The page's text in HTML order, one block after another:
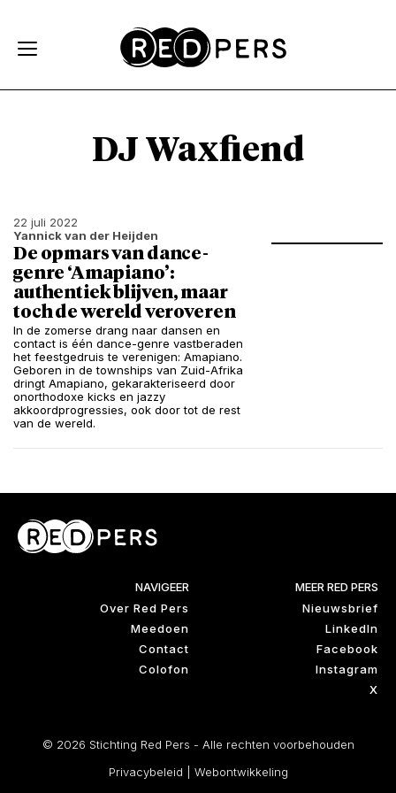
DJ Waxfiend
22 juli 2022
Yannick van der Heijden
De opmars van dance-
genre ‘Amapiano’:
authentiek blijven, maar
toch de wereld veroveren
In de zomerse drang naar dansen en
contact is één dance-genre vastberaden
het feestgedruis te verenigen: Amapiano.
Geboren in de townships van Zuid-Afrika
dringt Amapiano, gekarakteriseerd door
onorthodoxe kicks en jazzy
akkoordprogressies, ook door tot de rest
van de wereld.
NAVIGEER
Over Red Pers
Meedoen
Contact
Colofon
MEER RED PERS
Nieuwsbrief
LinkedIn
Facebook
Instagram
X
© 2026 Stichting Red Pers - Alle rechten voorbehouden
Privacybeleid
Webontwikkeling